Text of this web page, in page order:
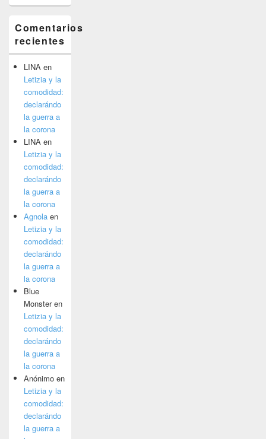
Comentarios
recientes
LINA en
Letizia y la
comodidad:
declarándo
la guerra a
la corona
LINA en
Letizia y la
comodidad:
declarándo
la guerra a
la corona
Agnola en
Letizia y la
comodidad:
declarándo
la guerra a
la corona
Blue
Monsteren
Letizia y la
comodidad:
declarándo
la guerra a
la corona
Anónimo en
Letizia y la
comodidad:
declarándo
la guerra a